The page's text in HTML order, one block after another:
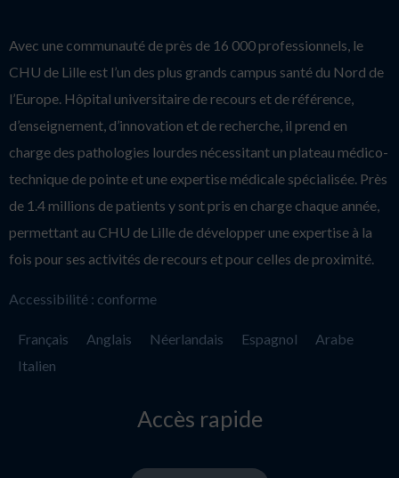
Avec une communauté de près de 16 000 professionnels, le
CHU de Lille est l’un des plus grands campus santé du Nord de
l’Europe. Hôpital universitaire de recours et de référence,
d’enseignement, d’innovation et de recherche, il prend en
charge des pathologies lourdes nécessitant un plateau médico-
technique de pointe et une expertise médicale spécialisée. Près
de 1.4 millions de patients y sont pris en charge chaque année,
permettant au CHU de Lille de développer une expertise à la
fois pour ses activités de recours et pour celles de proximité.
Accessibilité : conforme
Français Anglais Néerlandais Espagnol
Arabe
Italien
Accès rapide